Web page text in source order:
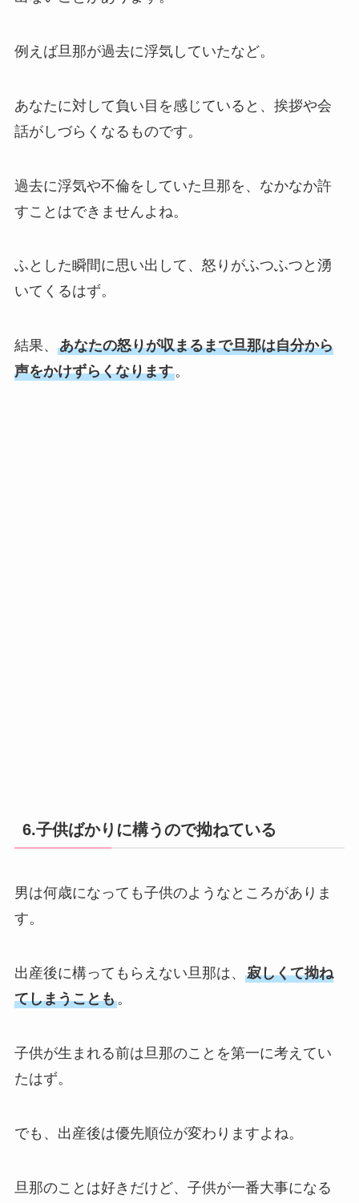
例えば旦那が過去に浮気していたなど。
あなたに対して負い目を感じていると、挨拶や会
話がしづらくなるものです。
過去に浮気や不倫をしていた旦那を、なかなか許
すことはできませんよね。
ふとした瞬間に思い出して、怒りがふつふつと湧
いてくるはず。
結果、 あなたの怒りが収まるまで旦那は自分から
声をかけずらくなります。
6.子供ばかりに構うので拗ねている
男は何歳になっても子供のようなところがありま
す。
出産後に構ってもらえない旦那は、 寂しくて拗ね
てしまうことも。
子供が生まれる前は旦那のことを第一に考えてい
たはず。
でも、出産後は優先順位が変わりますよね。
旦那のことは好きだけど、子供が一番大事になる